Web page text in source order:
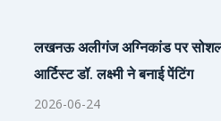
लखनऊ अलीगंज अग्निकांड पर
आर्टिस्ट डॉ. लक्ष्मी ने बनाई पेंटिंग
2026-06-24